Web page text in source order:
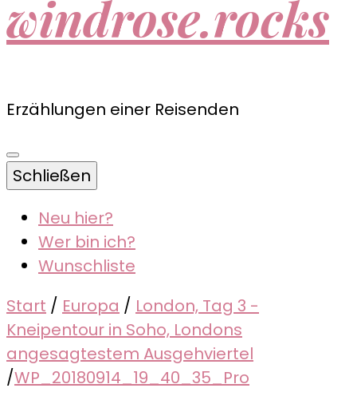
windrose.rocks
Erzählungen einer Reisenden
Schließen
Neu hier?
Wer bin ich?
Wunschliste
Start / Europa / London, Tag 3 -
Kneipentour in Soho, Londons
angesagtestem Ausgehviertel
/WP_20180914_19_40_35_Pro